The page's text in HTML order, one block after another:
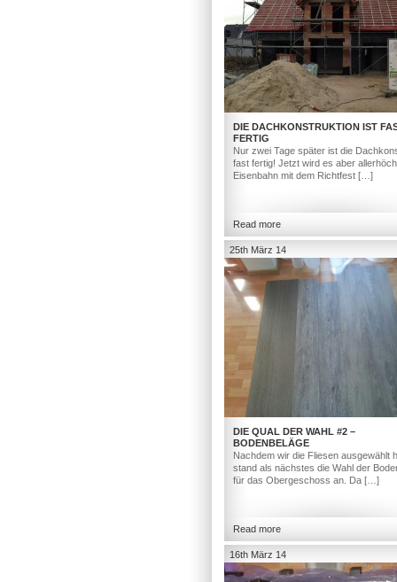
DIE DACHKONSTRUKTION IST
FERTIG
Nur zwei Tage später ist die
fast fertig! Jetzt wird es aber
Eisenbahn mit dem Richtfest […]
Read more
25th März 14
DIE QUAL DER WAHL #2 –
BODENBELÄGE
Nachdem wir die Fliesen ausgewählt
stand als nächstes die Wahl der
für das Obergeschoss an. Da […]
Read more
16th März 14